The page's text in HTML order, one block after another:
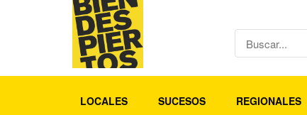
LOCALES SUCESOS REGIONALES